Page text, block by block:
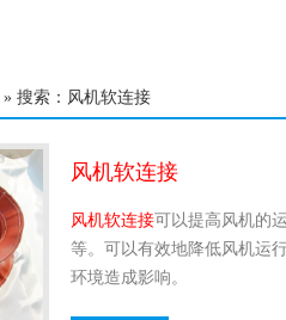
» 搜索：风机软连接
风机软连接
风机软连接可以提高风机的
等。可以有效地降低风机运
环境造成影响。